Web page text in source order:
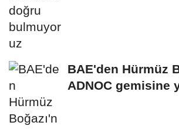
BAE'den Hürmüz
ADNOC gemisine